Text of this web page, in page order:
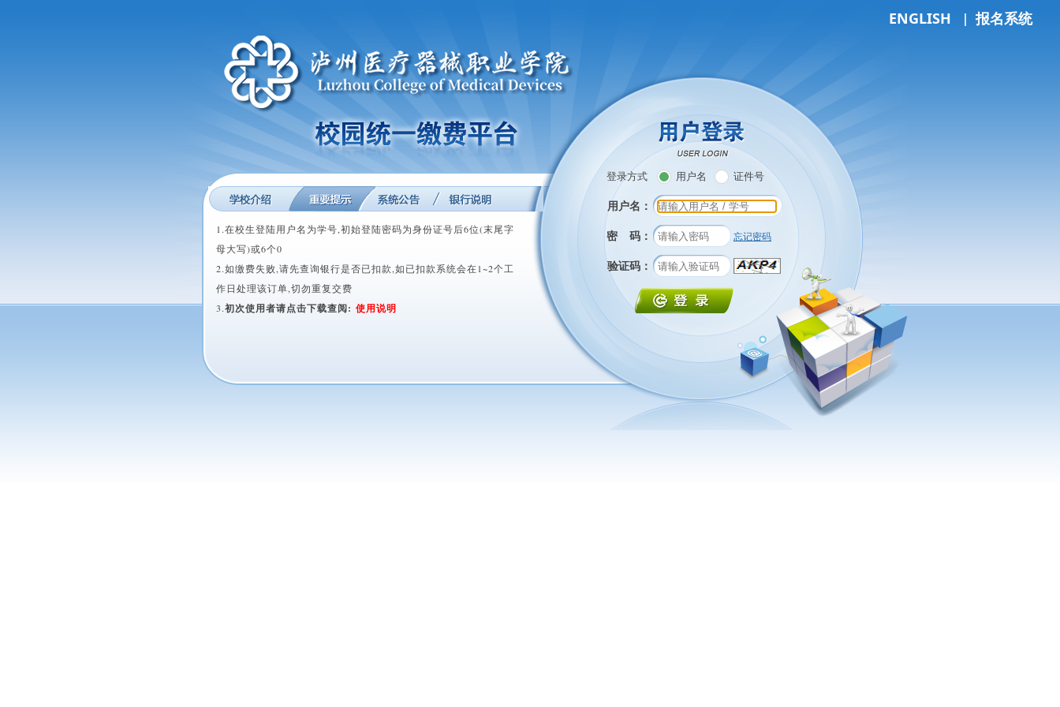
ENGLISH | 报名系统
1.在校生登陆用户名为学号,初始登陆密码为身份证号后6位(末尾字
母大写)或6个0
2.如缴费失败,请先查询银行是否已扣款,如已扣款系统会在1~2个工
作日处理该订单,切勿重复交费
3.初次使用者请点击下载查阅: 使用说明
登录方式 用户名 证件号
用户名：
密 码：
忘记密码
验证码：